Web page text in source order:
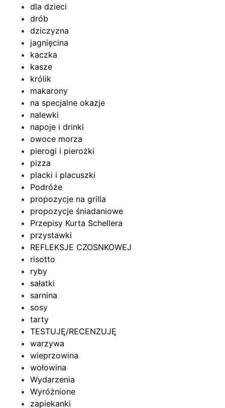
dla dzieci
drób
dziczyzna
jagnięcina
kaczka
kasze
królik
makarony
na specjalne okazje
nalewki
napoje i drinki
owoce morza
pierogi i pierożki
pizza
placki i placuszki
Podróże
propozycje na grilla
propozycje śniadaniowe
Przepisy Kurta Schellera
przystawki
REFLEKSJE CZOSNKOWEJ
risotto
ryby
sałatki
sarnina
sosy
tarty
TESTUJĘ/RECENZUJĘ
warzywa
wieprzowina
wołowina
Wydarzenia
Wyróżnione
zapiekanki